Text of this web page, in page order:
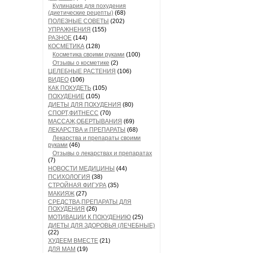
Кулинария для похудения
(диетические рецепты) (68)
ПОЛЕЗНЫЕ СОВЕТЫ (202)
УПРАЖНЕНИЯ (155)
РАЗНОЕ (144)
КОСМЕТИКА (128)
Косметика своими руками (100)
Отзывы о косметике (2)
ЦЕЛЕБНЫЕ РАСТЕНИЯ (106)
ВИДЕО (106)
КАК ПОХУДЕТЬ (105)
ПОХУДЕНИЕ (105)
ДИЕТЫ ДЛЯ ПОХУДЕНИЯ (80)
СПОРТ,ФИТНЕСС (70)
МАССАЖ,ОБЕРТЫВАНИЯ (69)
ЛЕКАРСТВА и ПРЕПАРАТЫ (68)
Лекарства и препараты своими
руками (46)
Отзывы о лекарствах и препаратах
(7)
НОВОСТИ МЕДИЦИНЫ (44)
ПСИХОЛОГИЯ (38)
СТРОЙНАЯ ФИГУРА (35)
МАКИЯЖ (27)
СРЕДСТВА,ПРЕПАРАТЫ ДЛЯ
ПОХУДЕНИЯ (26)
МОТИВАЦИИ К ПОХУДЕНИЮ (25)
ДИЕТЫ ДЛЯ ЗДОРОВЬЯ (ЛЕЧЕБНЫЕ)
(22)
ХУДЕЕМ ВМЕСТЕ (21)
ДЛЯ МАМ (19)